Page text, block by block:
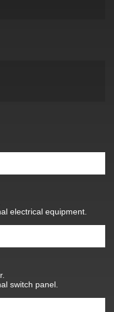
electrical equipment.
switch panel.